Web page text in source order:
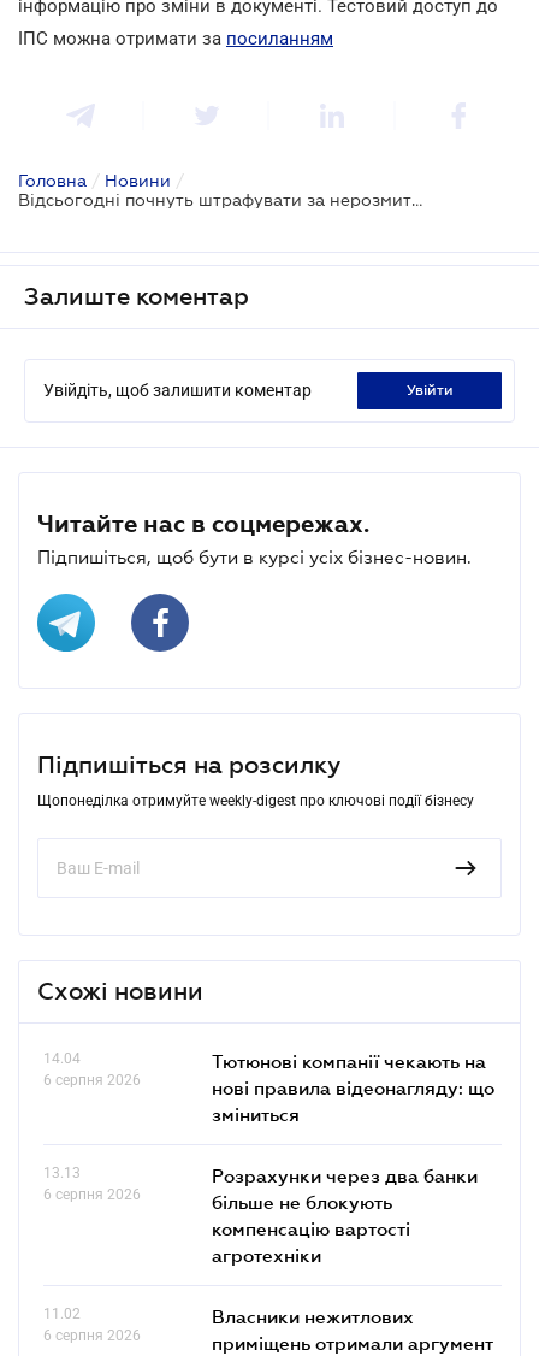
інформацію про зміни в документі. Тестовий доступ до
ІПС можна отримати за посиланням
Головна / Новини /
Відсьогодні почнуть штрафувати за нерозмитнені «євробляхи»
Залиште коментар
Увійдіть, щоб залишити коментар увійти
Читайте нас в соцмережах.
Підпишіться, щоб бути в курсі усіх бізнес-новин.
Підпишіться на розсилку
Щопонеділка отримуйте weekly-digest про ключові події бізнесу
Схожі новини
14.04
6 серпня 2026
Тютюнові компанії чекають на
нові правила відеонагляду: що
зміниться
13.13
6 серпня 2026
Розрахунки через два банки
більше не блокують
компенсацію вартості
агротехніки
11.02
6 серпня 2026
Власники нежитлових
приміщень отримали аргумент